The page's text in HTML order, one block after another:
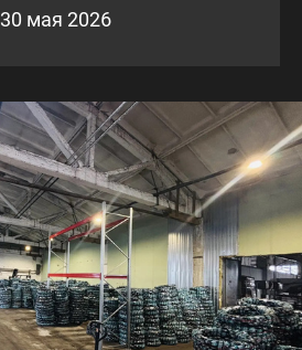
30 мая 2026